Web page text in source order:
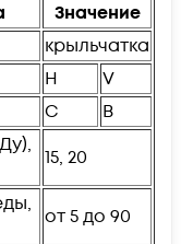
Значение
крыльчатка
H
V
C
B
15, 20
от 5 до 90